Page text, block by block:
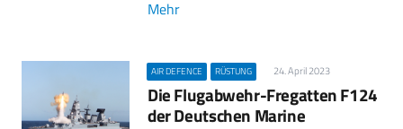
Mehr
AIR DEFENCE RÜSTUNG 24. April 2023
Die Flugabwehr-Fregatten F124
der Deutschen Marine